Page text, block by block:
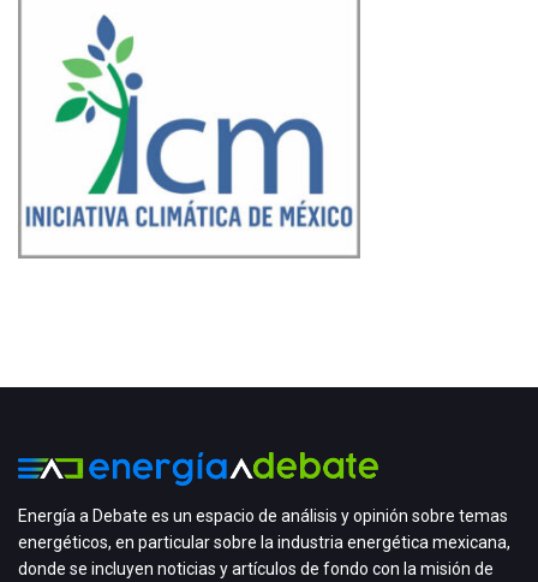
Energía a Debate es un espacio de análisis y opinión sobre temas
energéticos, en particular sobre la industria energética mexicana,
donde se incluyen noticias y artículos de fondo con la misión de